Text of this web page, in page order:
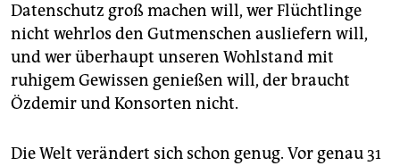
Datenschutz groß machen will, wer Flüchtlinge
nicht wehrlos den Gutmenschen ausliefern will,
und wer überhaupt unseren Wohlstand mit
ruhigem Gewissen genießen will, der braucht
Özdemir und Konsorten nicht.
Die Welt verändert sich schon genug. Vor genau 31